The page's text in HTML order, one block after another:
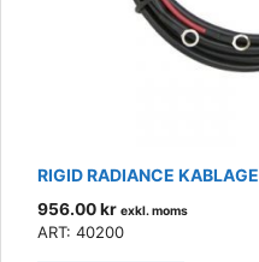
RIGID RADIANCE KABLAGE
956.00kr exkl. moms
ART: 40200